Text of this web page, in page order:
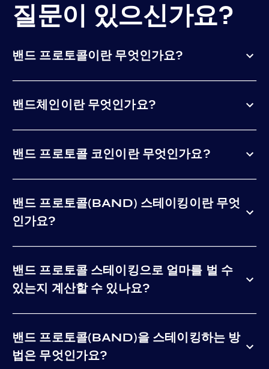
질문이 있으신가요?
밴드 프로토콜이란 무엇인가요?
밴드체인이란 무엇인가요?
밴드 프로토콜 코인이란 무엇인가요?
밴드 프로토콜(BAND) 스테이킹이란 무엇
인가요?
밴드 프로토콜 스테이킹으로 얼마를 벌 수
있는지 계산할 수 있나요?
밴드 프로토콜(BAND)을 스테이킹하는 방
법은 무엇인가요?